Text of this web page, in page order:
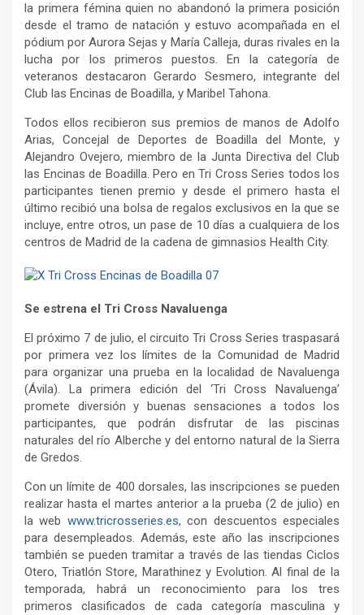
la primera fémina quien no abandonó la primera posición
desde el tramo de natación y estuvo acompañada en el
pódium por Aurora Sejas y María Calleja, duras rivales en la
lucha por los primeros puestos. En la categoría de
veteranos destacaron Gerardo Sesmero, integrante del
Club las Encinas de Boadilla, y Maribel Tahona.
Todos ellos recibieron sus premios de manos de Adolfo
Arias, Concejal de Deportes de Boadilla del Monte, y
Alejandro Ovejero, miembro de la Junta Directiva del Club
las Encinas de Boadilla. Pero en Tri Cross Series todos los
participantes tienen premio y desde el primero hasta el
último recibió una bolsa de regalos exclusivos en la que se
incluye, entre otros, un pase de 10 días a cualquiera de los
centros de Madrid de la cadena de gimnasios Health City.
Se estrena el Tri Cross Navaluenga
El próximo 7 de julio, el circuito Tri Cross Series traspasará
por primera vez los límites de la Comunidad de Madrid
para organizar una prueba en la localidad de Navaluenga
(Ávila). La primera edición del ‘Tri Cross Navaluenga’
promete diversión y buenas sensaciones a todos los
participantes, que podrán disfrutar de las piscinas
naturales del río Alberche y del entorno natural de la Sierra
de Gredos.
Con un límite de 400 dorsales, las inscripciones se pueden
realizar hasta el martes anterior a la prueba (2 de julio) en
la web www.tricrosseries.es, con descuentos especiales
para desempleados. Además, este año las inscripciones
también se pueden tramitar a través de las tiendas Ciclos
Otero, Triatlón Store, Marathinez y Evolution. Al final de la
temporada, habrá un reconocimiento para los tres
primeros clasificados de cada categoría masculina y